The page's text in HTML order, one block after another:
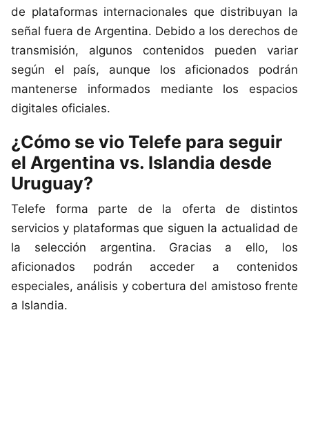
de plataformas internacionales que distribuyan la
señal fuera de Argentina. Debido a los derechos de
transmisión, algunos contenidos pueden variar
según el país, aunque los aficionados podrán
mantenerse informados mediante los espacios
digitales oficiales.
¿Cómo se vio Telefe para seguir
el Argentina vs. Islandia desde
Uruguay?
Telefe forma parte de la oferta de distintos
servicios y plataformas que siguen la actualidad de
la selección argentina. Gracias a ello, los
aficionados podrán acceder a contenidos
especiales, análisis y cobertura del amistoso frente
a Islandia.